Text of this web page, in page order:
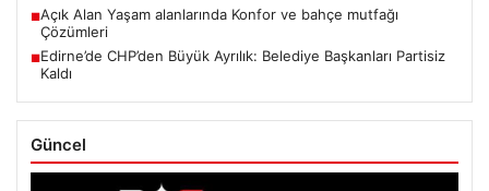
■Açık Alan Yaşam alanlarında Konfor ve bahçe mutfağı
Çözümleri
■Edirne’de CHP’den Büyük Ayrılık: Belediye Başkanları Partisiz
Kaldı
Güncel